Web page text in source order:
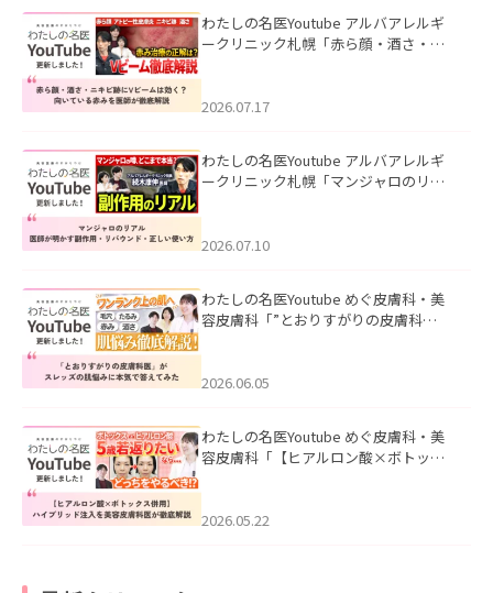
わたしの名医Youtube アルバアレルギ
ークリニック札幌「赤ら顔・酒さ・ニ
した。
2026.07.17
わたしの名医Youtube アルバアレルギ
ークリニック札幌「マンジャロのリア
た。
2026.07.10
わたしの名医Youtube めぐ皮膚科・美
容皮膚科「”とおりすがりの皮膚科
2026.06.05
わたしの名医Youtube めぐ皮膚科・美
容皮膚科「【ヒアルロン酸×ボトック
た。
2026.05.22